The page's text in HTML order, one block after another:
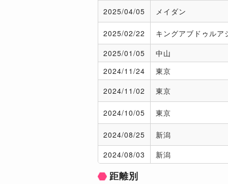
2025/04/05 メイダン
2025/02/22
キングアブドゥルア
2025/01/05
中山
2024/11/24
東京
2024/11/02 東京
2024/10/05 東京
2024/08/25
新潟
2024/08/03 新潟
距離別